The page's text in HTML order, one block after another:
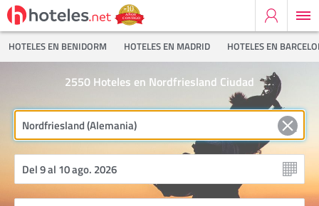
HOTELES EN BENIDORM HOTELES EN MADRID HOTELES EN
Hoteles en Nordfriesland Ciudad
2550